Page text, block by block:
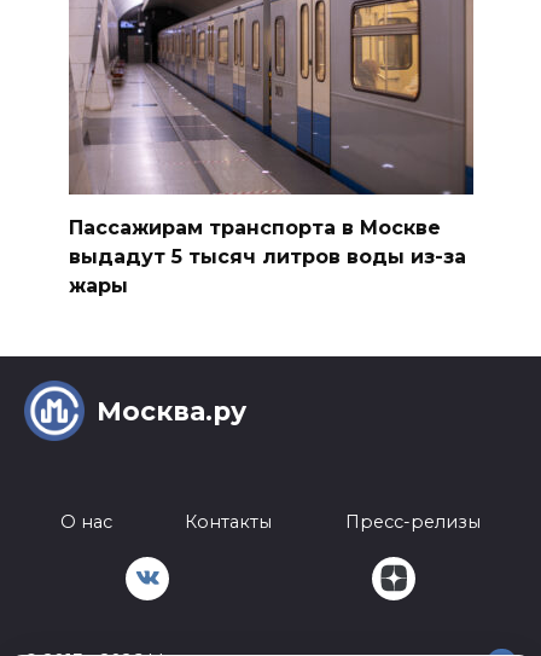
Пассажирам транспорта в Москве
выдадут 5 тысяч литров воды из-за
жары
Москва.ру
О нас Контакты Пресс-релизы